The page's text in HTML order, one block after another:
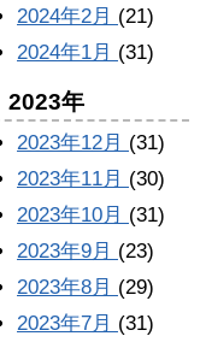
2024年2月 (21)
2024年1月 (31)
2023年
2023年12月 (31)
2023年11月 (30)
2023年10月 (31)
2023年9月 (23)
2023年8月 (29)
2023年7月 (31)